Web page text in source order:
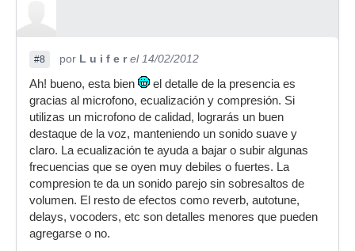
#8 por L u i f e r el 14/02/2012
Ah! bueno, esta bien
el detalle de la presencia es
gracias al microfono, ecualización y compresión. Si
utilizas un microfono de calidad, lograrás un buen
destaque de la voz, manteniendo un sonido suave y
claro. La ecualización te ayuda a bajar o subir algunas
frecuencias que se oyen muy debiles o fuertes. La
compresion te da un sonido parejo sin sobresaltos de
volumen. El resto de efectos como reverb, autotune,
delays, vocoders, etc son detalles menores que pueden
agregarse o no.